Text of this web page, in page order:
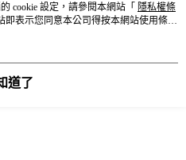
cookie 設定，請參閱本網站「 隱私權條
即表示您同意本公司得按本網站使用條款
道了